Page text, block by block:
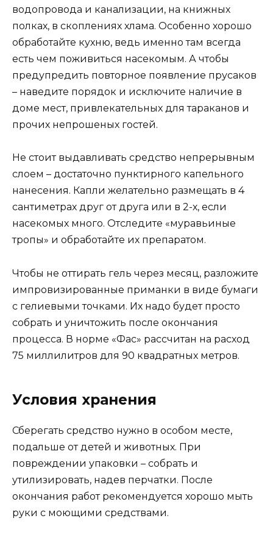
водопровода и канализации, на книжных
полках, в скоплениях хлама. Особенно хорошо
обработайте кухню, ведь именно там всегда
есть чем поживиться насекомым. А чтобы
предупредить повторное появление прусаков
– наведите порядок и исключите наличие в
доме мест, привлекательных для тараканов и
прочих непрошеных гостей.
Не стоит выдавливать средство непрерывным
слоем – достаточно пунктирного капельного
нанесения. Капли желательно размещать в 4
сантиметрах друг от друга или в 2-х, если
насекомых много. Отследите «муравьиные
тропы» и обработайте их препаратом.
Чтобы не оттирать гель через месяц, разложите
импровизированные приманки в виде бумаги
с гелиевыми точками. Их надо будет просто
собрать и уничтожить после окончания
процесса. В норме «Фас» рассчитан на расход
75 миллилитров для 90 квадратных метров.
Условия хранения
Сберегать средство нужно в особом месте,
подальше от детей и животных. При
повреждении упаковки – собрать и
утилизировать, надев перчатки. После
окончания работ рекомендуется хорошо мыть
руки с моющими средствами.